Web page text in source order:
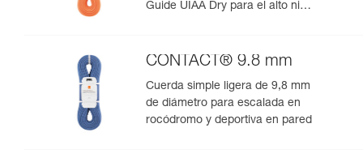
Guide UIAA Dry para el alto nivel
CONTACT® 9.8 mm
Cuerda simple ligera de 9,8 mm
de diámetro para escalada en
rocódromo y deportiva en pared